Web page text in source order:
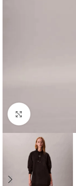
Κάντε κλικ για